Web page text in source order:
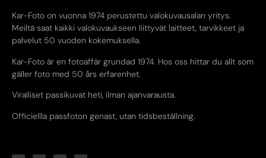
Kar-Foto on vuonna 1974 perustettu valokuvausalan yritys.
Meiltä saat kaikki valokuvaukseen liittyvät laitteet, tarvikkeet ja
palvelut 50 vuoden kokemuksella.
Kar-Foto är en fotoaffär grundad 1974. Hos oss hittar du allt som
gäller foto med 50 års erfarenhet.
Viralliset passikuvat heti, ilman ajanvarausta.
Officiellla passfoton genast, utan tidsbeställning.